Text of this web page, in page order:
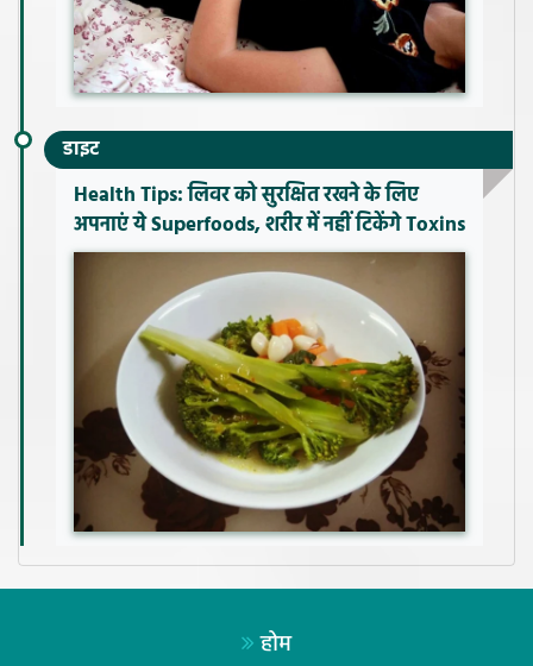
डाइट
Health Tips: लिवर को सुरक्षित रखने के लिए
अपनाएं ये Superfoods, शरीर में नहीं टिकेंगे Toxins
होम